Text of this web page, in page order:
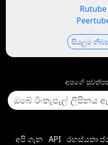
සියලුම
අපගේ
අපි ගැන API රහස්යතා